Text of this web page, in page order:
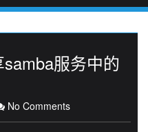
服务中的
No Comments